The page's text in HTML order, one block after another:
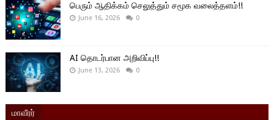
பெரும் ஆதிக்கம் செலுத்தும் சமூக வலைத்தளம்!!
June 16, 2026 0
AI தொடர்பான அறிவிப்பு!!
June 13, 2026 0
மாவீரர்